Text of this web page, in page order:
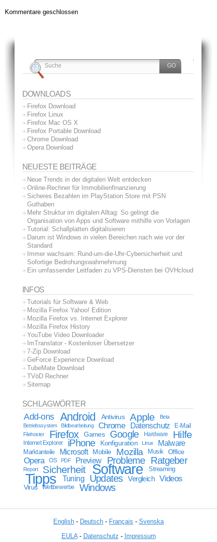
Kommentare geschlossen
DOWNLOADS
Firefox Download
Firefox Linux
Firefox Mac OS X
Firefox Portable Download
Chrome Download
Opera Download
NEUESTE BEITRÄGE
Neue Trends in der digitalen Welt entdecken
Online-Rechner für Immobilienfinanzierung
Sicheres Bezahlen im PlayStation Store mit PSN
Guthaben
Mehr Struktur im digitalen Alltag: So gelingt die
Organisation von Apps und Software mithilfe von Vorlagen
Tutorial: Schallplatten digitalisieren
Darum ist Windows in vielen Bereichen nach wie vor der
Standard
Immer wachsam: Rund-um-die-Uhr-Cybersicherheit und
Sofortige Bedrohungswahrnehmung
Ein umfassender Leitfaden zu VPS-Diensten bei OVHcloud
INFOS
Tutorials für Software & Web
Mozilla Firefox Yahoo! Edition
Mozilla Firefox vs. Internet Explorer
Mozilla Firefox History
YouTube Video Downloader
ImTranslator - Kostenloser Übersetzer
7-Zip Download
GeForce Experience Download
TubeMate Download
TVöD Rechner
Sitemap
SCHLAGWÖRTER
Add-ons Android Antivirus Apple
Beta
Betriebssystem
Bildbearbeitung Chrome Datenschutz E-Mail
Filehoster Firefox Games Google Hardware Hilfe
Internet Explorer iPhone Konfiguration Linux Malware
Marktanteile Microsoft Mobile Mozilla Musik Office
Opera OS PDF Preview Probleme Ratgeber
Report Sicherheit Software Streaming
Tipps Tuning Updates Vergleich Videos
Virus Wettbewerbe Windows
English - Deutsch - Français - Svenska
EULA- Datenschutz - Impressum